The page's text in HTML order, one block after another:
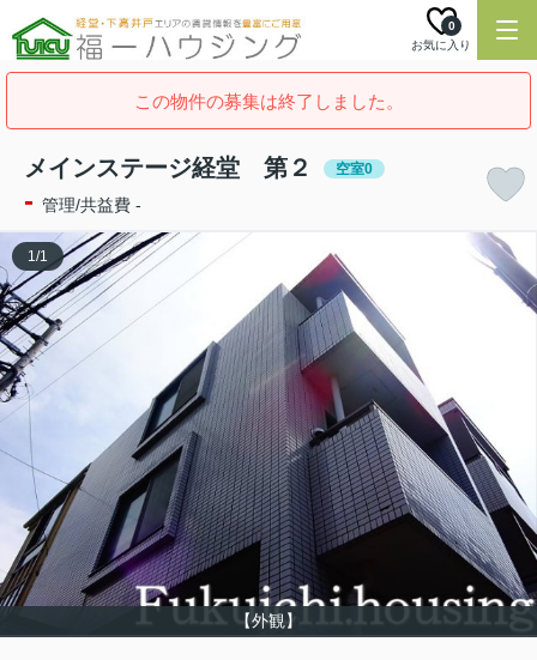
お気に入り
0
この物件の募集は終了しました。
メインステージ経堂 第２ 空室0
- 管理/共益費 -
【外観】
1/1